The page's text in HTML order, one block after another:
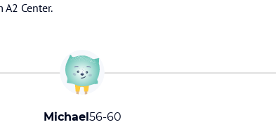
Center.
Michael56-60